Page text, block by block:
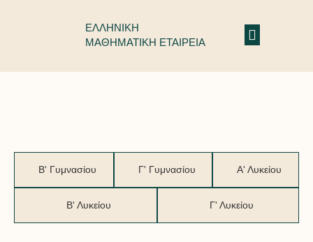
ΕΛΛΗΝΙΚΗ
ΜΑΘΗΜΑΤΙΚΗ ΕΤΑΙΡΕΙΑ
Β' Γυμνασίου Γ' Γυμνασίου Α' Λυκείου
Β' Λυκείου Γ' Λυκείου